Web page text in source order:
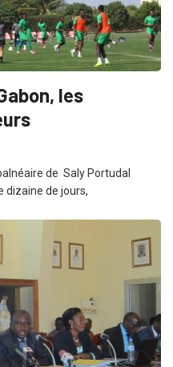
les
de Saly Portudal
dizaine de jours,